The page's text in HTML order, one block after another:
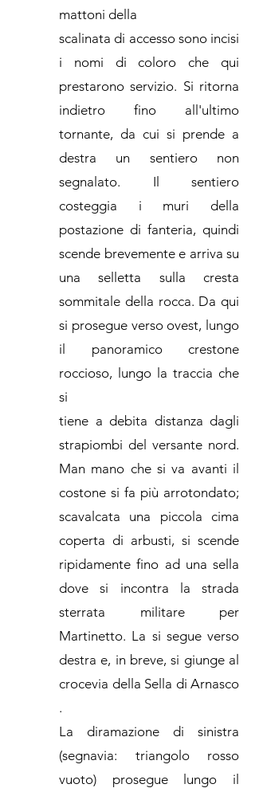
mattoni della
scalinata di accesso sono incisi
i nomi di coloro che qui
prestarono servizio. Si ritorna
indietro fino all'ultimo
tornante, da cui si prende a
destra un sentiero non
segnalato. Il sentiero
costeggia i muri della
postazione di fanteria, quindi
scende brevemente e arriva su
una selletta sulla cresta
sommitale della rocca. Da qui
si prosegue verso ovest, lungo
il panoramico crestone
roccioso, lungo la traccia che
si
tiene a debita distanza dagli
strapiombi del versante nord.
Man mano che si va avanti il
costone si fa più arrotondato;
scavalcata una piccola cima
coperta di arbusti, si scende
ripidamente fino ad una sella
dove si incontra la strada
sterrata militare per
Martinetto. La si segue verso
destra e, in breve, si giunge al
crocevia della Sella di Arnasco
.
La diramazione di sinistra
(segnavia: triangolo rosso
vuoto) prosegue lungo il